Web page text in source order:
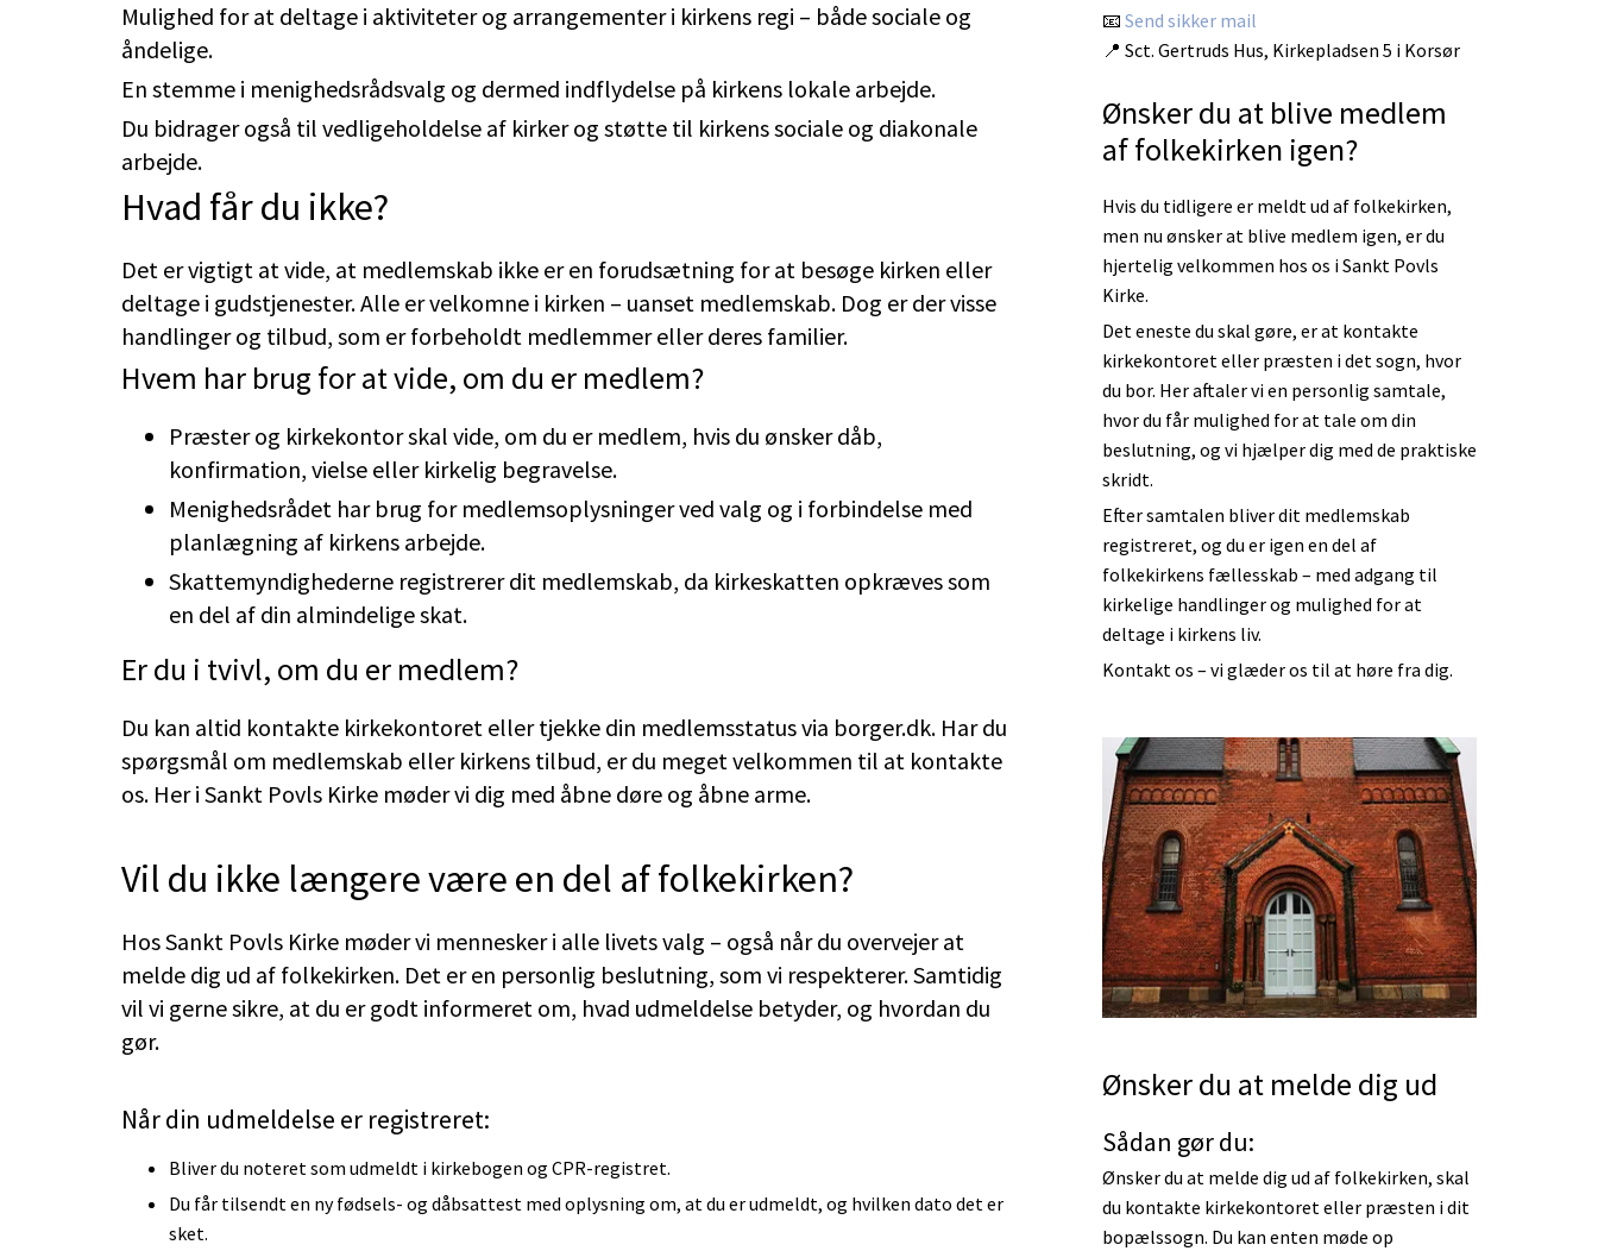
Mulighed for at deltage i aktiviteter og arrangementer i kirkens regi – både sociale og
åndelige.
En stemme i menighedsrådsvalg og dermed indflydelse på kirkens lokale arbejde.
Du bidrager også til vedligeholdelse af kirker og støtte til kirkens sociale og diakonale
arbejde.
Hvad får du ikke?
Det er vigtigt at vide, at medlemskab ikke er en forudsætning for at besøge kirken eller
deltage i gudstjenester. Alle er velkomne i kirken – uanset medlemskab. Dog er der visse
handlinger og tilbud, som er forbeholdt medlemmer eller deres familier.
Hvem har brug for at vide, om du er medlem?
Præster og kirkekontor skal vide, om du er medlem, hvis du ønsker dåb,
konfirmation, vielse eller kirkelig begravelse.
Menighedsrådet har brug for medlemsoplysninger ved valg og i forbindelse med
planlægning af kirkens arbejde.
Skattemyndighederne registrerer dit medlemskab, da kirkeskatten opkræves som
en del af din almindelige skat.
Er du i tvivl, om du er medlem?
Du kan altid kontakte kirkekontoret eller tjekke din medlemsstatus via borger.dk. Har du
spørgsmål om medlemskab eller kirkens tilbud, er du meget velkommen til at kontakte
os. Her i Sankt Povls Kirke møder vi dig med åbne døre og åbne arme.
Vil du ikke længere være en del af folkekirken?
Hos Sankt Povls Kirke møder vi mennesker i alle livets valg – også når du overvejer at
melde dig ud af folkekirken. Det er en personlig beslutning, som vi respekterer. Samtidig
vil vi gerne sikre, at du er godt informeret om, hvad udmeldelse betyder, og hvordan du
gør.
Når din udmeldelse er registreret:
Bliver du noteret som udmeldt i kirkebogen og CPR-registret.
Du får tilsendt en ny fødsels- og dåbsattest med oplysning om, at du er udmeldt, og hvilken dato det er
sket.
📧 Send sikker mail
📍 Sct. Gertruds Hus, Kirkepladsen 5 i Korsør
Ønsker du at blive medlem
af folkekirken igen?
Hvis du tidligere er meldt ud af folkekirken,
men nu ønsker at blive medlem igen, er du
hjertelig velkommen hos os i Sankt Povls
Kirke.
Det eneste du skal gøre, er at kontakte
kirkekontoret eller præsten i det sogn, hvor
du bor. Her aftaler vi en personlig samtale,
hvor du får mulighed for at tale om din
beslutning, og vi hjælper dig med de praktiske
skridt.
Efter samtalen bliver dit medlemskab
registreret, og du er igen en del af
folkekirkens fællesskab – med adgang til
kirkelige handlinger og mulighed for at
deltage i kirkens liv.
Kontakt os – vi glæder os til at høre fra dig.
Ønsker du at melde dig ud
Sådan gør du:
Ønsker du at melde dig ud af folkekirken, skal
du kontakte kirkekontoret eller præsten i dit
bopælssogn. Du kan enten møde op